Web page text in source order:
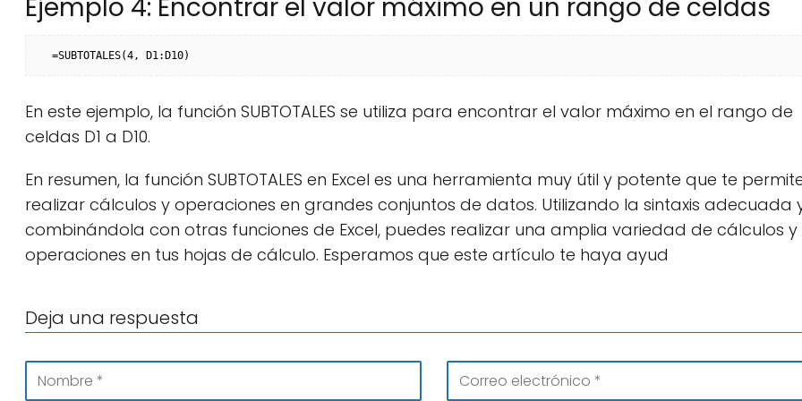
Ejemplo 4: Encontrar el valor máximo en un rango de celdas
=SUBTOTALES(4, D1:D10)
En este ejemplo, la función SUBTOTALES se utiliza para encontrar el valor máximo en el rango de
celdas D1 a D10.
En resumen, la función SUBTOTALES en Excel es una herramienta muy útil y potente que te
realizar cálculos y operaciones en grandes conjuntos de datos. Utilizando la sintaxis adecuada
combinándola con otras funciones de Excel, puedes realizar una amplia variedad de cálculos y
operaciones en tus hojas de cálculo. Esperamos que este artículo te haya ayud
Deja una respuesta